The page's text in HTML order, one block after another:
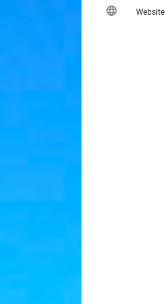
language Website